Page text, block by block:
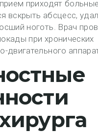
приходят
вскрыть абсцесс,
ноготь. Врач
при хронических
двигательного